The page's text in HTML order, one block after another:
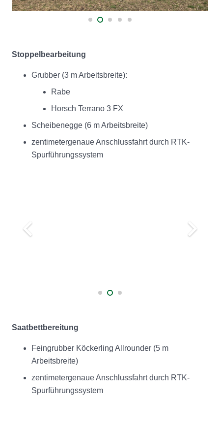
Stoppelbearbeitung
Grubber (3 m Arbeitsbreite):
Rabe
Horsch Terrano 3 FX
Scheibenegge (6 m Arbeitsbreite)
zentimetergenaue Anschlussfahrt durch RTK-
Spurführungssystem
Saatbettbereitung
Feingrubber Köckerling Allrounder (5 m
Arbeitsbreite)
zentimetergenaue Anschlussfahrt durch RTK-
Spurführungssystem